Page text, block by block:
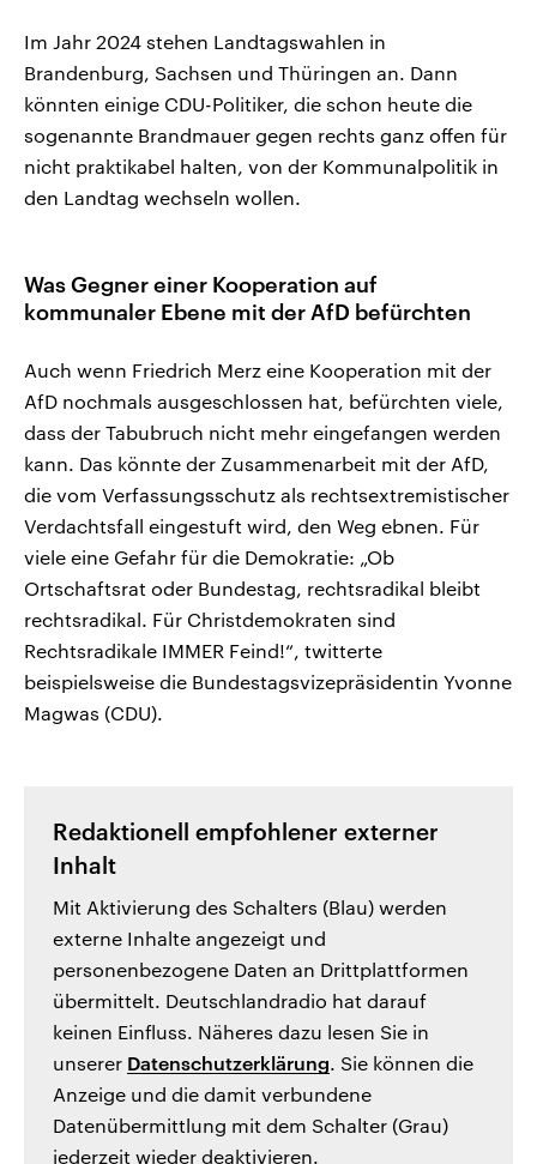
Im Jahr 2024 stehen Landtagswahlen in
Brandenburg, Sachsen und Thüringen an. Dann
könnten einige CDU-Politiker, die schon heute die
sogenannte Brandmauer gegen rechts ganz offen für
nicht praktikabel halten, von der Kommunalpolitik in
den Landtag wechseln wollen.
Was Gegner einer Kooperation auf
kommunaler Ebene mit der AfD befürchten
Auch wenn Friedrich Merz eine Kooperation mit der
AfD nochmals ausgeschlossen hat, befürchten viele,
dass der Tabubruch nicht mehr eingefangen werden
kann. Das könnte der Zusammenarbeit mit der AfD,
die vom Verfassungsschutz als rechtsextremistischer
Verdachtsfall eingestuft wird, den Weg ebnen. Für
viele eine Gefahr für die Demokratie: „Ob
Ortschaftsrat oder Bundestag, rechtsradikal bleibt
rechtsradikal. Für Christdemokraten sind
Rechtsradikale IMMER Feind!“, twitterte
beispielsweise die Bundestagsvizepräsidentin Yvonne
Magwas (CDU).
Redaktionell empfohlener externer
Inhalt
Mit Aktivierung des Schalters (Blau) werden
externe Inhalte angezeigt und
personenbezogene Daten an Drittplattformen
übermittelt. Deutschlandradio hat darauf
keinen Einfluss. Näheres dazu lesen Sie in
unserer Datenschutzerklärung. Sie können die
Anzeige und die damit verbundene
Datenübermittlung mit dem Schalter (Grau)
jederzeit wieder deaktivieren.